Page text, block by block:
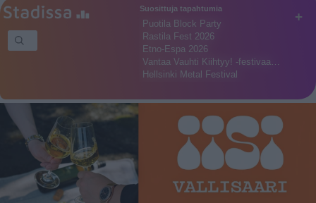
+
Suosittuja tapahtumia
Puotila Block Party
Rastila Fest 2026
Etno-Espa 2026
Vantaa Vauhti Kiihtyy! -festivaa…
Hellsinki Metal Festival